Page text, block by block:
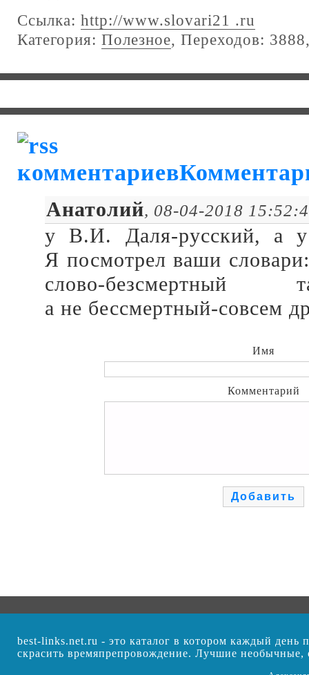
Ссылка: http://www.slovari21 .ru
Категория: Полезное, Переходов:
Анатолий, 08-04-2018
у В.И. Даля-русский, а
Я посмотрел ваши
слово-
а не бессмертный-совсем
Имя
Комментарий
best-links.net.ru - это каталог в котором каждый день
скрасить времяпрепровождение. Лучшие